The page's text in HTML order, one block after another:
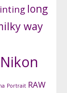
long
way
Nikon
Portrait RAW